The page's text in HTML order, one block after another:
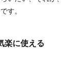
す。
楽に使える